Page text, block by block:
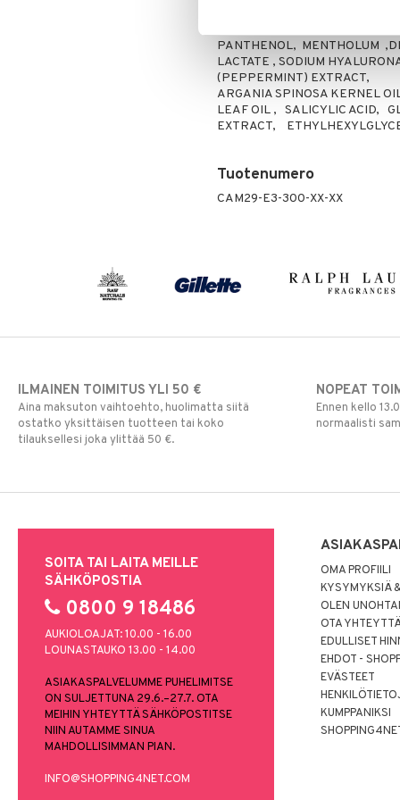
COCOATE , COCAMIDE
PANTHENOL, MENTHOLUM
LACTATE , SODIUM
(PEPPERMINT) EXTRACT,
ARGANIA SPINOSA KERNEL
LEAF OIL , SALICYLIC ACID,
EXTRACT,
Tuotenumero
CAM29-E3-300-XX-XX
ILMAINEN TOIMITUS YLI 50 €
Aina maksuton vaihtoehto, huolimatta siitä
ostatko yksittäisen tuotteen tai koko
tilauksellesi joka ylittää 50 €.
NOPEAT
Ennen kello
normaalisti
SOITA TAI LAITA MEILLE
SÄHKÖPOSTIA
0800 9 18486
AUKIOLOAJAT: 10.00 - 16.00
LOUNASTAUKO 13.00 - 14.00
ASIAKASPALVELUMME PUHELIMITSE
ON SULJETTUNA 29.6.–27.7. OTA
MEIHIN YHTEYTTÄ SÄHKÖPOSTITSE
NIIN AUTAMME SINUA
MAHDOLLISIMMAN PIAN.
INFO@SHOPPING4NET.COM
OMA PROFIILI
KYSYMYKSIÄ
OLEN
OTA
EDULLISET
EHDOT -
EVÄSTEET
KUMPPANIKSI